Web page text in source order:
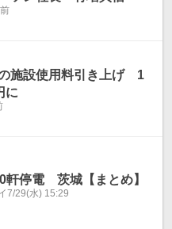
施設使用料引き上げ 1
に
軒停電 茨城【まとめ】
7/29(水) 15:29